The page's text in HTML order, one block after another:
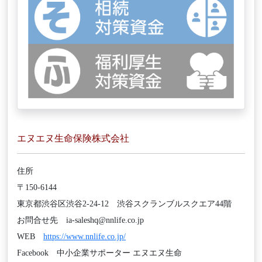
エヌエヌ生命保険株式会社
住所
〒150‐6144
東京都渋谷区渋谷2-24-12 渋谷スクランブルスクエア44階
お問合せ先 ia-saleshq@nnlife.co.jp
WEB https://www.nnlife.co.jp/
Facebook 中小企業サポーター エヌエヌ生命